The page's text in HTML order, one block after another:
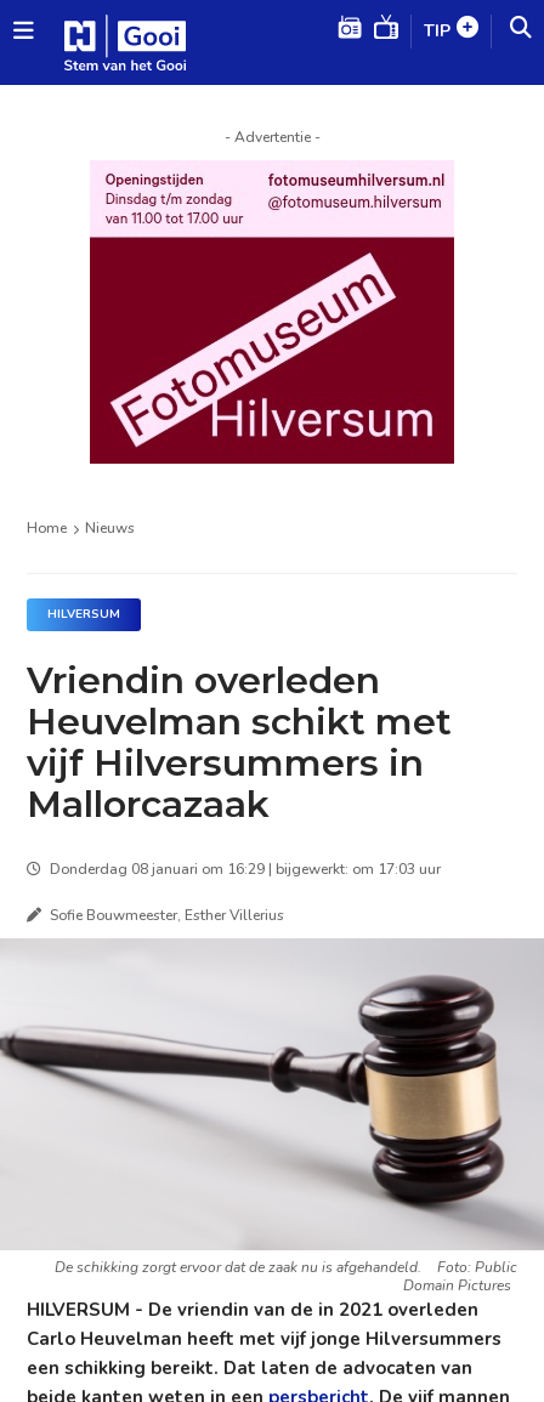
TIP
- Advertentie -
Home Nieuws
HILVERSUM
Vriendin overleden
Heuvelman schikt met
vijf Hilversummers in
Mallorcazaak
Donderdag 08 januari om 16:29 | bijgewerkt: om 17:03 uur
Sofie Bouwmeester, Esther Villerius
De schikking zorgt ervoor dat de zaak nu is afgehandeld.
Foto: Public
Domain Pictures
HILVERSUM - De vriendin van de in 2021 overleden
Carlo Heuvelman heeft met vijf jonge Hilversummers
een schikking bereikt. Dat laten de advocaten van